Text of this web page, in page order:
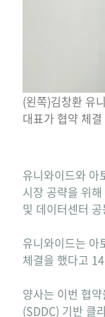
(왼쪽)김창환 유
대표가 협약 체
유니와이드와 아
시장 공략을 위
및 데이터센터
유니와이드는 아
체결을 했다고
양사는 이번 협
(SDDC) 기반 클